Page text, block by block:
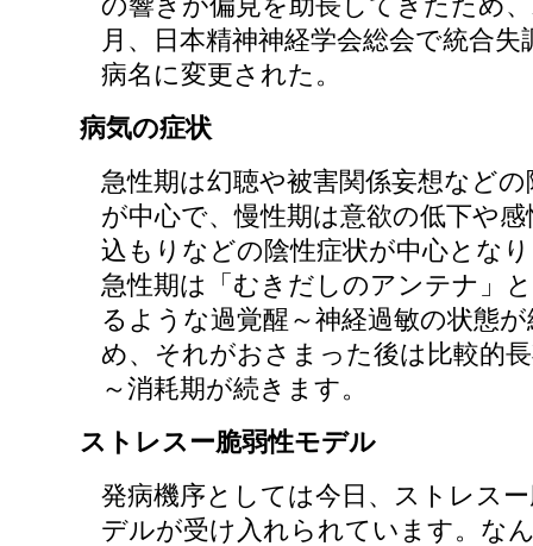
の響きが偏見を助長してきたため、
月、日本精神神経学会総会で統合失
病名に変更された。
病気の症状
急性期は幻聴や被害関係妄想などの
が中心で、慢性期は意欲の低下や
込もりなどの陰性症状が中心とな
急性期は「むきだしのアンテナ」
るような過覚醒～神経過敏の状態
め、それがおさまった後は比較的
～消耗期が続きます。
ストレスー脆弱性モデル
発病機序としては今日、ストレス
デルが受け入れられています。な